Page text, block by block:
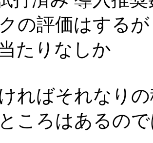
の評価はするが
たりなしか
ればそれなり
ころはあるの